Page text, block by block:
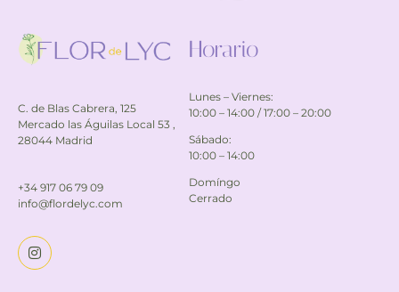
C. de Blas Cabrera, 125
Mercado las Águilas Local 53 ,
28044 Madrid
+34 917 06 79 09
info@flordelyc.com
Horario
Lunes – Viernes:
10:00 – 14:00 / 17:00 – 20:00
Sábado:
10:00 – 14:00
Domíngo
Cerrado